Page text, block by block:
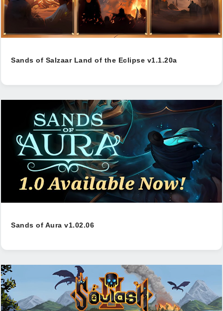
Sands of Salzaar Land of the Eclipse v1.1.20a
Sands of Aura v1.02.06